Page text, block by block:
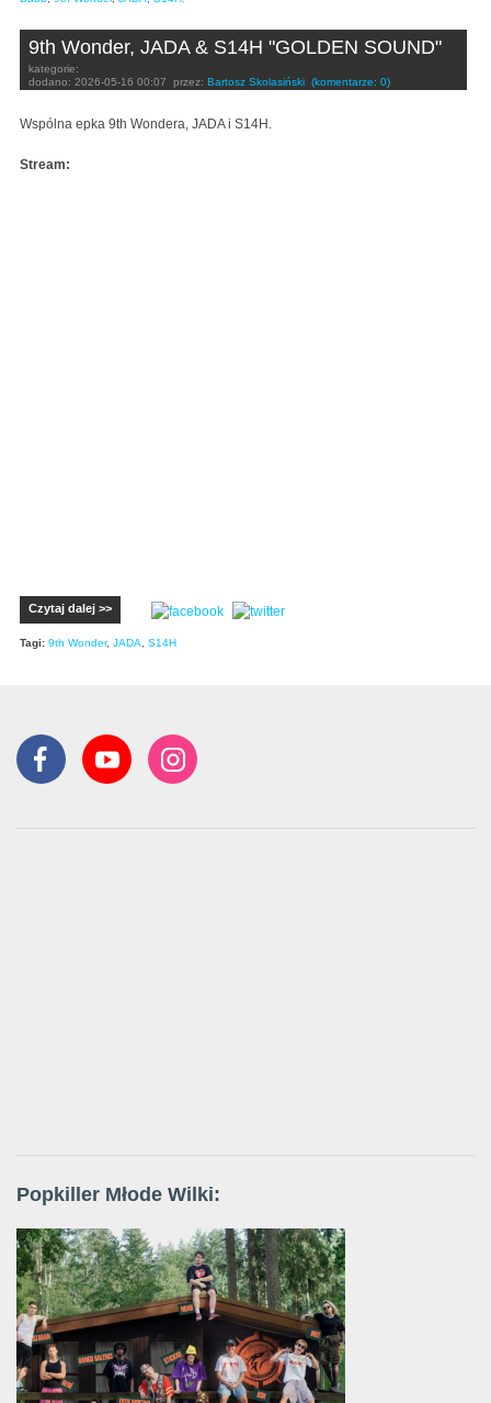
9th Wonder, JADA & S14H "GOLDEN SOUND"
kategorie:
dodano: 2026-05-16 00:07 przez: Bartosz Skolasiński (komentarze: 0)
Wspólna epka 9th Wondera, JADA i S14H.
Stream:
Czytaj dalej >>
Tagi: 9th Wonder, JADA, S14H
Popkiller Młode Wilki: